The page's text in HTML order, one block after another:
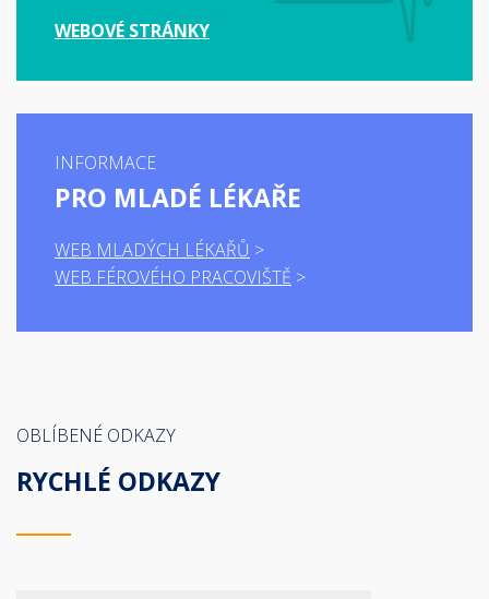
WEBOVÉ STRÁNKY
INFORMACE
PRO MLADÉ LÉKAŘE
WEB MLADÝCH LÉKAŘŮ
WEB FÉROVÉHO PRACOVIŠTĚ
OBLÍBENÉ ODKAZY
RYCHLÉ ODKAZY